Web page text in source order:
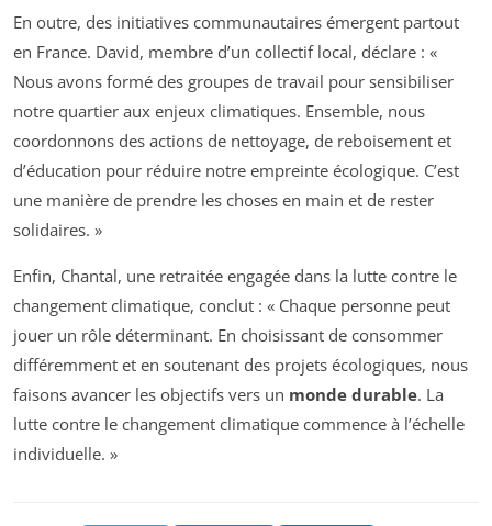
En outre, des initiatives communautaires émergent partout
en France. David, membre d’un collectif local, déclare : «
Nous avons formé des groupes de travail pour sensibiliser
notre quartier aux enjeux climatiques. Ensemble, nous
coordonnons des actions de nettoyage, de reboisement et
d’éducation pour réduire notre empreinte écologique. C’est
une manière de prendre les choses en main et de rester
solidaires. »
Enfin, Chantal, une retraitée engagée dans la lutte contre le
changement climatique, conclut : « Chaque personne peut
jouer un rôle déterminant. En choisissant de consommer
différemment et en soutenant des projets écologiques, nous
faisons avancer les objectifs vers un monde durable. La
lutte contre le changement climatique commence à l’échelle
individuelle. »